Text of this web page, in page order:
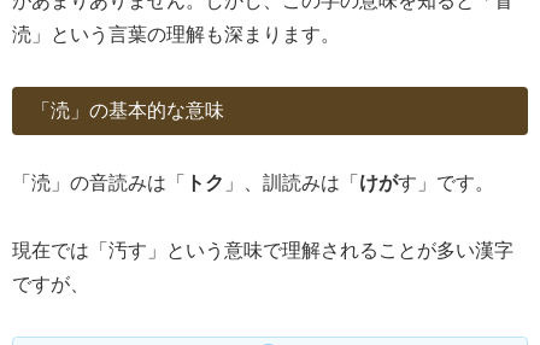
涜」という言葉の理解も深まります。
「涜」の基本的な意味
「涜」の音読みは「 トク 」、訓読みは「 けがす」です。
現在では「汚す」という意味で理解されることが多い漢字
ですが、